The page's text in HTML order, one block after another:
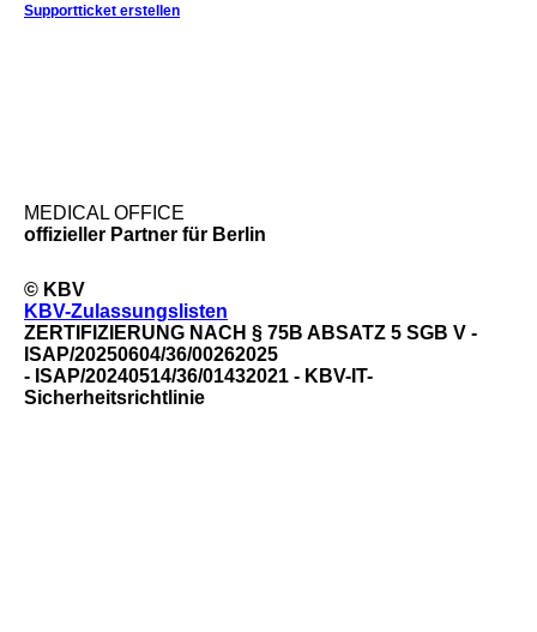
Supportticket erstellen
MEDICAL OFFICE
offizieller Partner für Berlin
© KBV
KBV-Zulassungslisten
ZERTIFIZIERUNG NACH § 75B ABSATZ 5 SGB V -
ISAP/20250604/36/00262025
- ISAP/20240514/36/01432021 - KBV-IT-
Sicherheitsrichtlinie